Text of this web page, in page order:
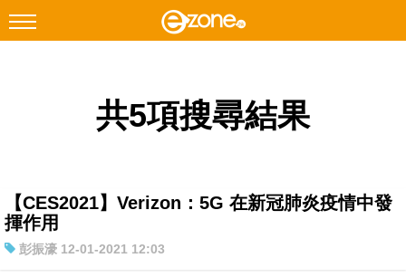
Instagram
遊戲動漫
教學評測
共5項搜尋結果
【CES2021】Verizon：5G 在新冠肺炎疫情中發
揮作用
彭振濠 12-01-2021 12:03